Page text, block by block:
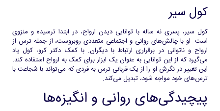
کول سیر
کول سیر، پسری نه ساله با توانایی دیدن ارواح، در ابتدا ترسیده و منزوی
است. او با چالش‌های روانی و اجتماعی متعددی روبروست، از جمله ترس از
ارواح و ناتوانی در برقراری ارتباط با دیگران. با کمک دکتر کرو، کول یاد
می‌گیرد که از این توانایی به عنوان یک ابزار برای کمک به ارواح استفاده کند.
این تغییر در نگرش او را از یک قربانی ترس به فردی که می‌تواند با شجاعت با
ترس‌های خود مواجه شود، تبدیل می‌کند.
پیچیدگی‌های روانی و انگیزه‌ها